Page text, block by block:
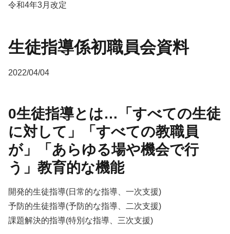
令和4年3月改定
生徒指導係初職員会資料
2022/04/04
0生徒指導とは…「すべての生徒
に対して」「すべての教職員
が」「あらゆる場や機会で行
う」教育的な機能
開発的生徒指導(日常的な指導、一次支援)
予防的生徒指導(予防的な指導、二次支援)
課題解決的指導(特別な指導、三次支援)